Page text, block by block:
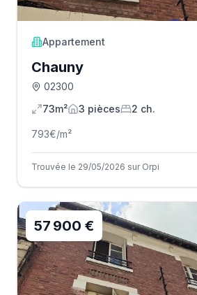
Appartement
Chauny
02300
73m²
3 pièces 2 ch.
793€/m²
Trouvée le 29/05/2026 sur Orpi
57 900 €